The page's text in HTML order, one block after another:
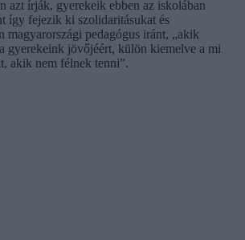
azt írják, gyerekeik ebben az iskolában
így fejezik ki szolidaritásukat és
magyarországi pedagógus iránt, „akik
gyerekeink jövőjéért, külön kiemelve a mi
akik nem félnek tenni”.